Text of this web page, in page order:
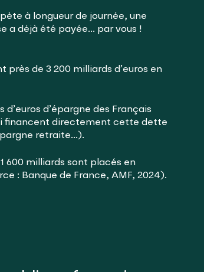
à longueur de journée, une
a déjà été payée… par vous !
de 3 200 milliards d’euros en
d’euros d’épargne des Français
financent directement cette dette
retraite…).
600 milliards sont placés en
: Banque de France, AMF, 2024).